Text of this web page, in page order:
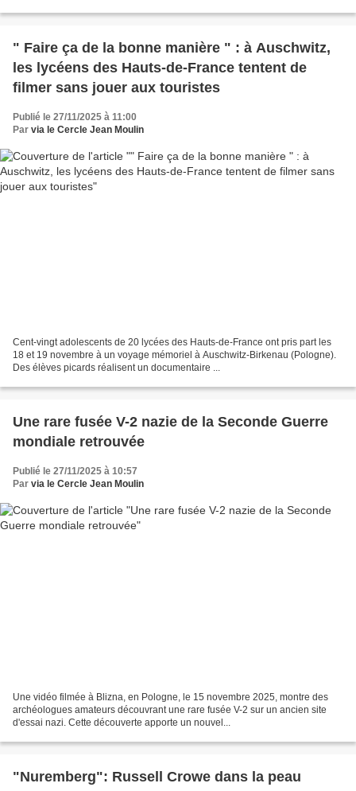
" Faire ça de la bonne manière " : à Auschwitz,
les lycéens des Hauts-de-France tentent de
filmer sans jouer aux touristes
Publié le 27/11/2025 à 11:00
Par via le Cercle Jean Moulin
Cent-vingt adolescents de 20 lycées des Hauts-de-France ont pris part les
18 et 19 novembre à un voyage mémoriel à Auschwitz-Birkenau (Pologne).
Des élèves picards réalisent un documentaire ...
Une rare fusée V-2 nazie de la Seconde Guerre
mondiale retrouvée
Publié le 27/11/2025 à 10:57
Par via le Cercle Jean Moulin
Une vidéo filmée à Blizna, en Pologne, le 15 novembre 2025, montre des
archéologues amateurs découvrant une rare fusée V-2 sur un ancien site
d'essai nazi. Cette découverte apporte un nouvel...
"Nuremberg": Russell Crowe dans la peau